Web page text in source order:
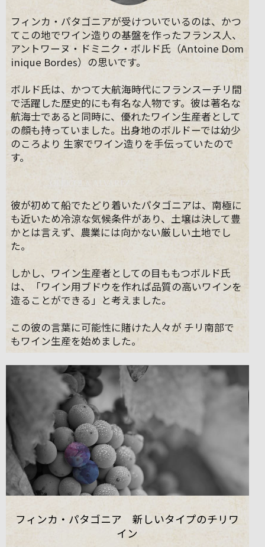
フィンカ・パタゴニアが受けついでいるのは、かつ
てこの地でワイン造りの基盤を作ったフランス人、
アントワーヌ・ドミニク・ボルド氏（Antoine Dom
inique Bordes）の思いです。
ボルド氏は、かつて大航海時代にフランスーチリ間
で活躍した歴史的にも有名な人物です。彼は著名な
航海士であると同時に、優れたワイン生産者として
の顔も持っていました。出身地のボルドーでは幼少
のころより 生家でワイン造りを手伝っていたので
す。
彼が初めて船でたどり着いたパタゴニアは、南極に
も近いため冷涼な気候条件があり、土壌は決して豊
かとは言えず、農業には向かない厳しい土地でし
た。
しかし、ワイン生産者としての目ももつボルド氏
は、「ワイン用ブドウを作れば品質の高いワインを
造ることができる」と考えました。
この彼の言葉に可能性に賭けた人々が チリ南部で
もワイン生産を始めました。
フィンカ・パタゴニア 新しいタイプのチリワ
イン